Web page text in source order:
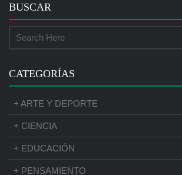
BUSCAR
CATEGORÍAS
+ ARTE Y DEPORTE
+ CIENCIA
+ EDUCACIÓN
+ PENSAMIENTO